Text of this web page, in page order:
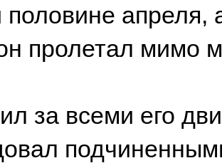
половине апреля,
пролетал мимо
за всеми его